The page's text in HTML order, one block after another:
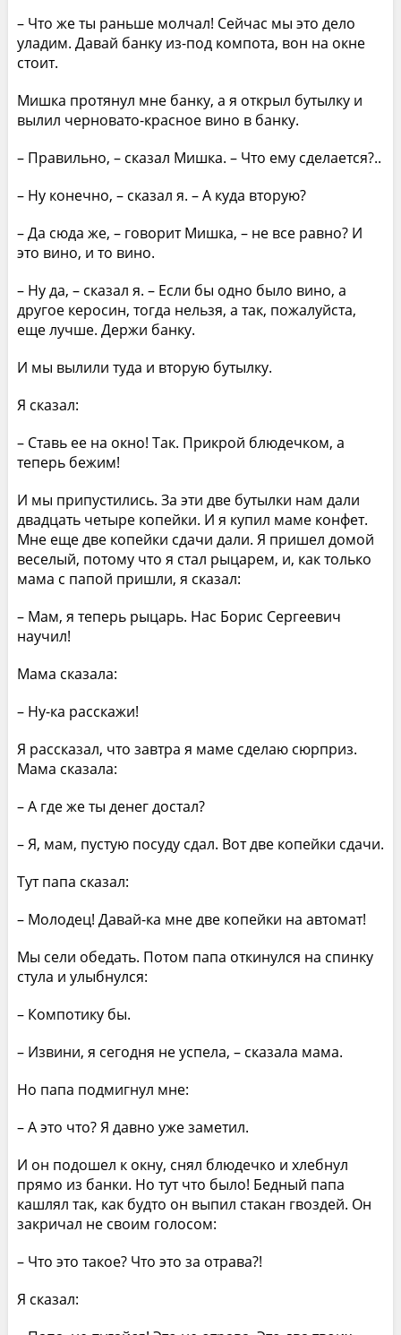
– Что же ты раньше молчал! Сейчас мы это дело
уладим. Давай банку из-под компота, вон на окне
стоит.
Мишка протянул мне банку, а я открыл бутылку и
вылил черновато-красное вино в банку.
– Правильно, – сказал Мишка. – Что ему сделается?..
– Ну конечно, – сказал я. – А куда вторую?
– Да сюда же, – говорит Мишка, – не все равно? И
это вино, и то вино.
– Ну да, – сказал я. – Если бы одно было вино, а
другое керосин, тогда нельзя, а так, пожалуйста,
еще лучше. Держи банку.
И мы вылили туда и вторую бутылку.
Я сказал:
– Ставь ее на окно! Так. Прикрой блюдечком, а
теперь бежим!
И мы припустились. За эти две бутылки нам дали
двадцать четыре копейки. И я купил маме конфет.
Мне еще две копейки сдачи дали. Я пришел домой
веселый, потому что я стал рыцарем, и, как только
мама с папой пришли, я сказал:
– Мам, я теперь рыцарь. Нас Борис Сергеевич
научил!
Мама сказала:
– Ну-ка расскажи!
Я рассказал, что завтра я маме сделаю сюрприз.
Мама сказала:
– А где же ты денег достал?
– Я, мам, пустую посуду сдал. Вот две копейки сдачи.
Тут папа сказал:
– Молодец! Давай-ка мне две копейки на автомат!
Мы сели обедать. Потом папа откинулся на спинку
стула и улыбнулся:
– Компотику бы.
– Извини, я сегодня не успела, – сказала мама.
Но папа подмигнул мне:
– А это что? Я давно уже заметил.
И он подошел к окну, снял блюдечко и хлебнул
прямо из банки. Но тут что было! Бедный папа
кашлял так, как будто он выпил стакан гвоздей. Он
закричал не своим голосом:
– Что это такое? Что это за отрава?!
Я сказал: